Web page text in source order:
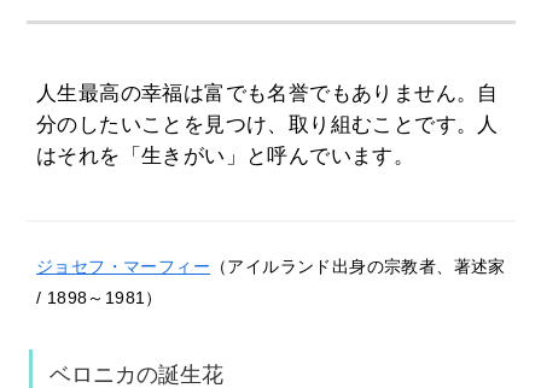
人生最高の幸福は富でも名誉でもありません。自
分のしたいことを見つけ、取り組むことです。人
はそれを「生きがい」と呼んでいます。
ジョセフ・マーフィー （アイルランド出身の宗教者、著述家
/ 1898～1981）
ベロニカの誕生花